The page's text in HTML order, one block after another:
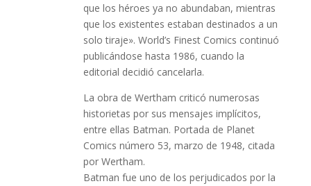
que los héroes ya no abundaban, mientras
que los existentes estaban destinados a un
solo tiraje». World’s Finest Comics continuó
publicándose hasta 1986, cuando la
editorial decidió cancelarla.
La obra de Wertham criticó numerosas
historietas por sus mensajes implícitos,
entre ellas Batman. Portada de Planet
Comics número 53, marzo de 1948, citada
por Wertham.
Batman fue uno de los perjudicados por la